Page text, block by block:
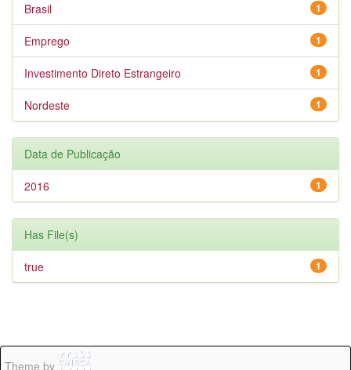
1
Brasil
1
Emprego
1
Investimento Direto Estrangeiro
1
Nordeste
Data de Publicação
1
2016
Has File(s)
1
true
Theme by